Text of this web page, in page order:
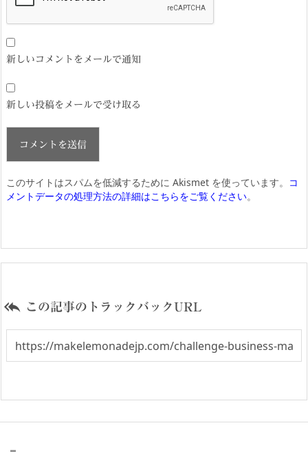
新しいコメントをメールで通知
新しい投稿をメールで受け取る
このサイトはスパムを低減するために Akismet を使っています。
コ
メントデータの処理方法の詳細はこちらをご覧ください。
 この記事のトラックバックURL